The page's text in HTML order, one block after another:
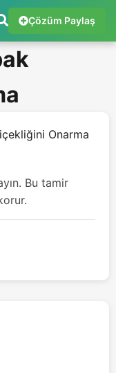
Çözüm Paylaş
Onarma
Bu tamir